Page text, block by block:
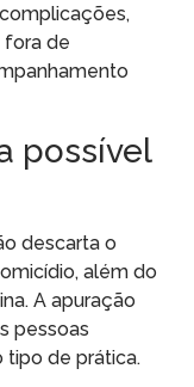
fora de
possível
descarta o
além do
A apuração
pessoas
tipo de prática.